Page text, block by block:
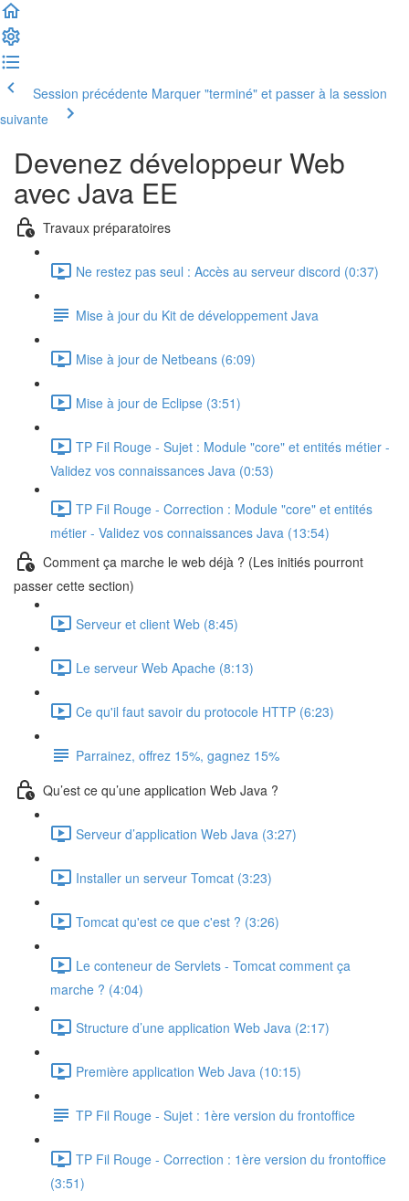
Session précédente Marquer "terminé" et passer à la session
suivante
Devenez développeur Web
avec Java EE
Travaux préparatoires
Ne restez pas seul : Accès au serveur discord (0:37)
Mise à jour du Kit de développement Java
Mise à jour de Netbeans (6:09)
Mise à jour de Eclipse (3:51)
TP Fil Rouge - Sujet : Module "core" et entités métier -
Validez vos connaissances Java (0:53)
TP Fil Rouge - Correction : Module "core" et entités
métier - Validez vos connaissances Java (13:54)
Comment ça marche le web déjà ? (Les initiés pourront
passer cette section)
Serveur et client Web (8:45)
Le serveur Web Apache (8:13)
Ce qu'il faut savoir du protocole HTTP (6:23)
Parrainez, offrez 15%, gagnez 15%
Qu’est ce qu’une application Web Java ?
Serveur d’application Web Java (3:27)
Installer un serveur Tomcat (3:23)
Tomcat qu'est ce que c'est ? (3:26)
Le conteneur de Servlets - Tomcat comment ça
marche ? (4:04)
Structure d’une application Web Java (2:17)
Première application Web Java (10:15)
TP Fil Rouge - Sujet : 1ère version du frontoffice
TP Fil Rouge - Correction : 1ère version du frontoffice
(3:51)